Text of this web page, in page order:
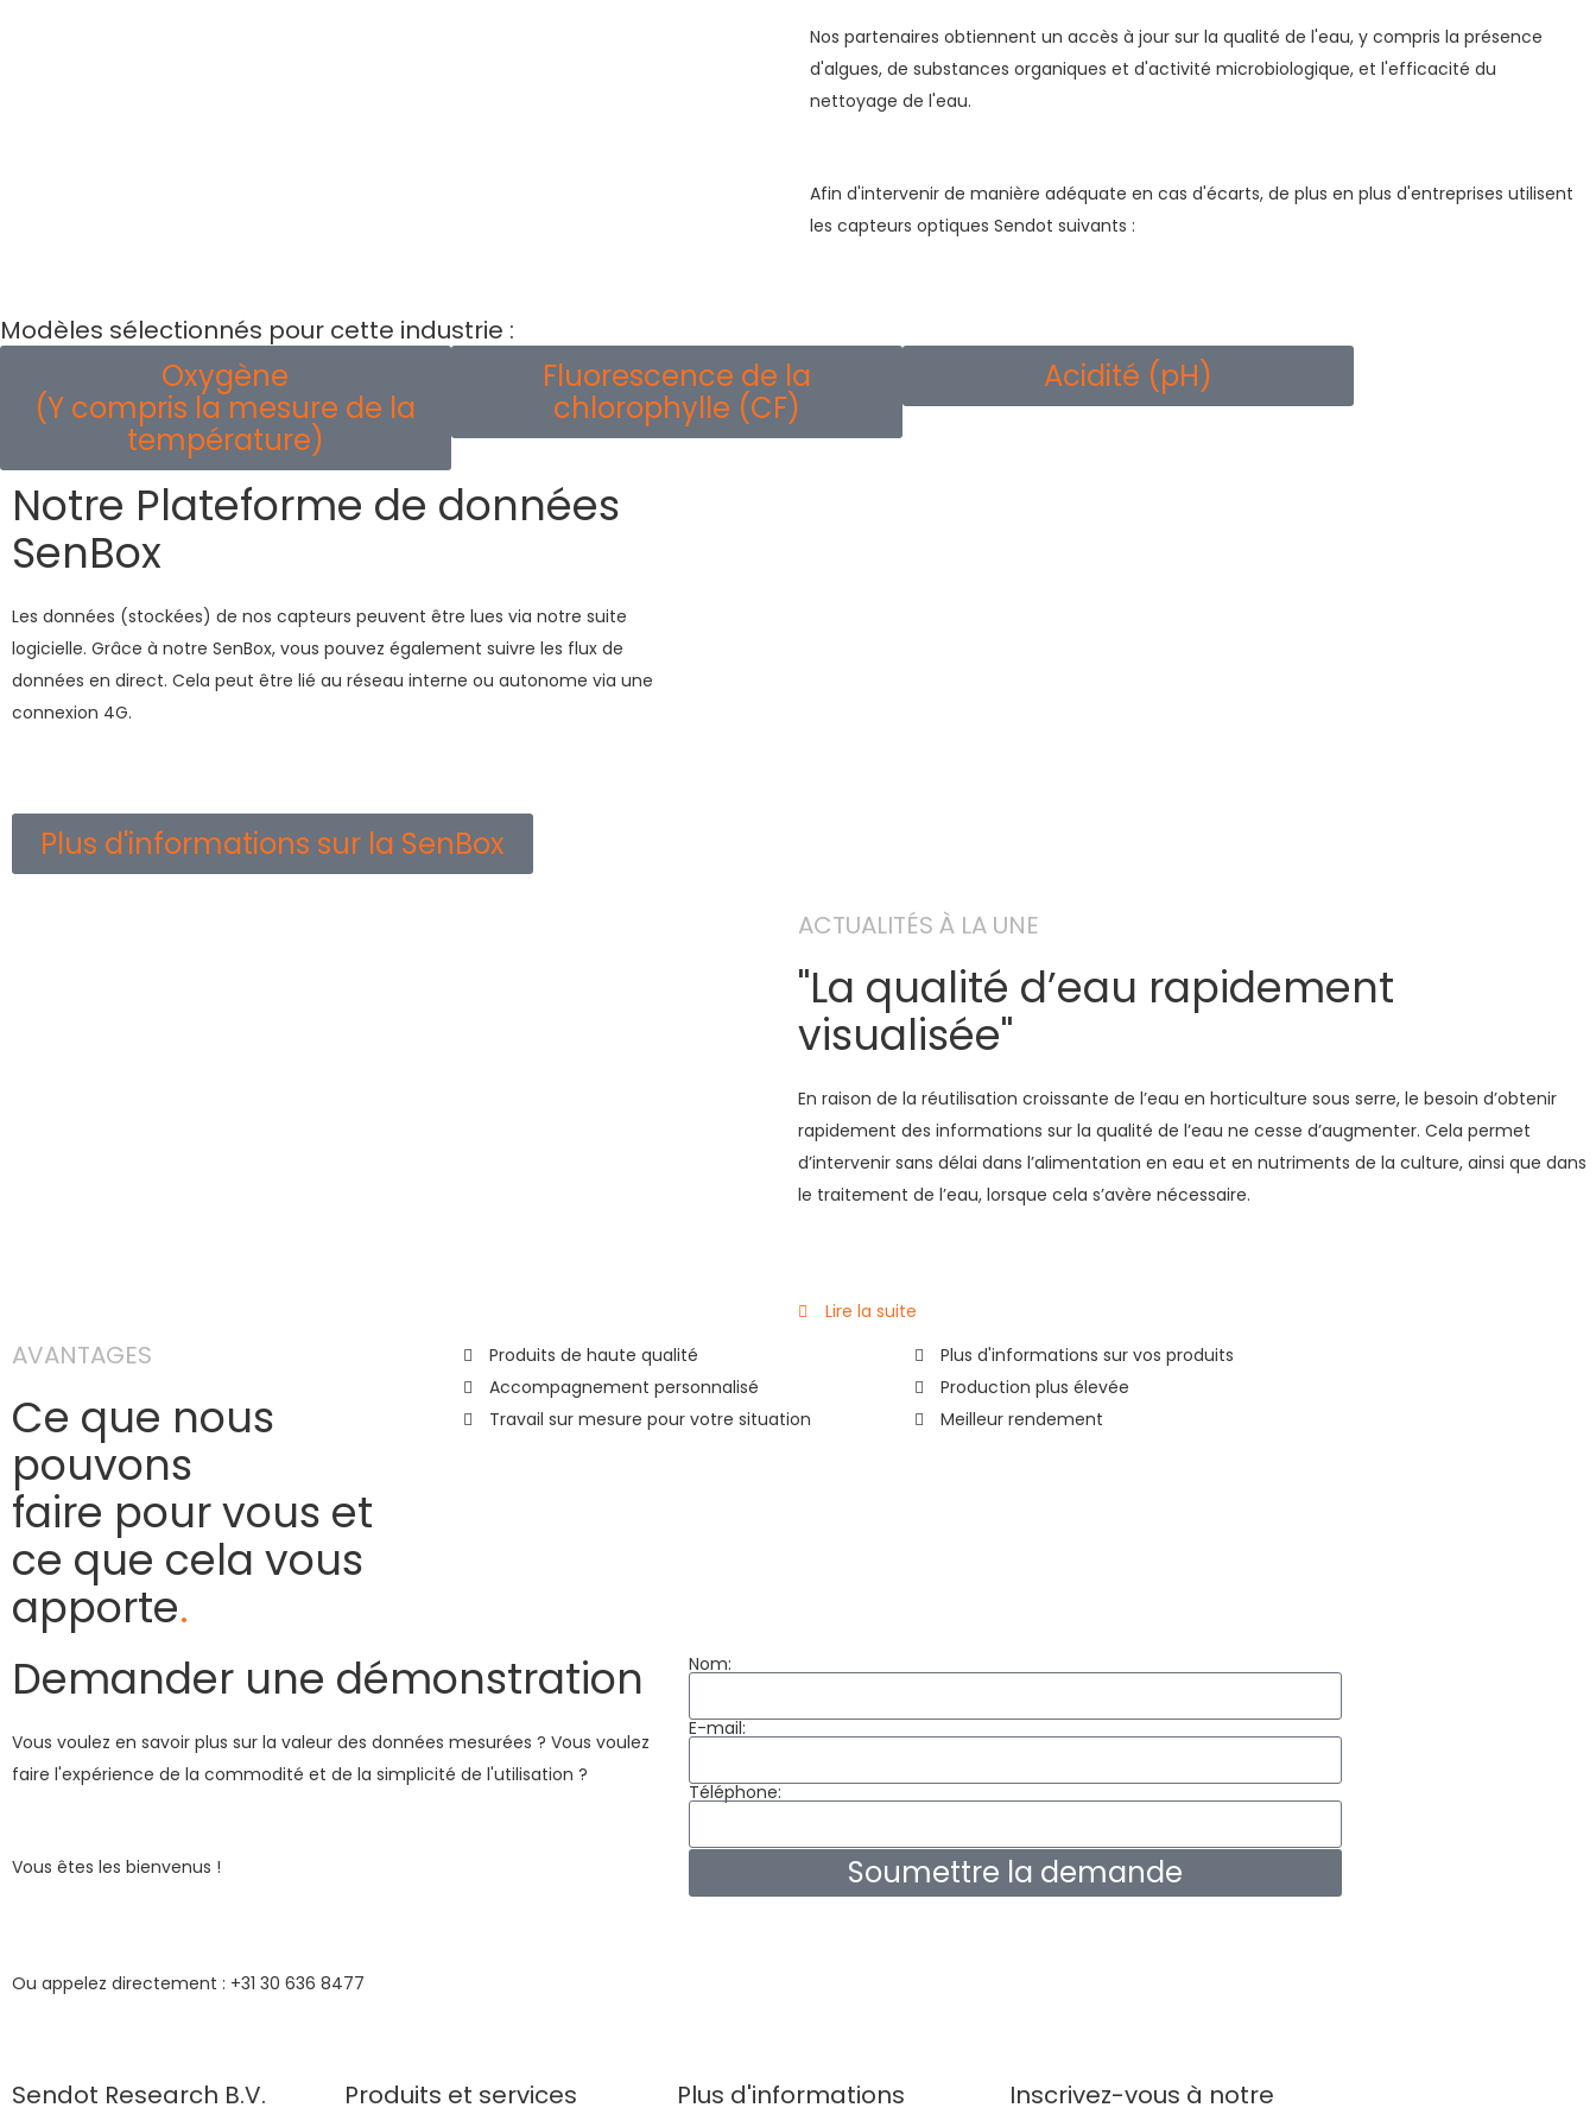
Nos partenaires obtiennent un accès à jour sur la qualité de l'eau, y compris la présence
d'algues, de substances organiques et d'activité microbiologique, et l'efficacité du
nettoyage de l'eau.
Afin d'intervenir de manière adéquate en cas d'écarts, de plus en plus d'entreprises utilisent
les capteurs optiques Sendot suivants :
Modèles sélectionnés pour cette industrie :
Oxygène
(Y compris la mesure de la
température)
Fluorescence de la
chlorophylle (CF)
Acidité (pH)
Notre Plateforme de données
SenBox
Les données (stockées) de nos capteurs peuvent être lues via notre suite
logicielle. Grâce à notre SenBox, vous pouvez également suivre les flux de
données en direct. Cela peut être lié au réseau interne ou autonome via une
connexion 4G.
Plus d'informations sur la SenBox
ACTUALITÉS À LA UNE
"La qualité d’eau rapidement
visualisée"
En raison de la réutilisation croissante de l’eau en horticulture sous serre, le besoin d’obtenir
rapidement des informations sur la qualité de l’eau ne cesse d’augmenter. Cela permet
d’intervenir sans délai dans l’alimentation en eau et en nutriments de la culture, ainsi que dans
le traitement de l’eau, lorsque cela s’avère nécessaire.
Lire la suite
AVANTAGES
Ce que nous
pouvons
faire pour vous et
ce que cela vous
apporte.
Produits de haute qualité
Accompagnement personnalisé
Travail sur mesure pour votre situation
Plus d'informations sur vos produits
Production plus élevée
Meilleur rendement
Demander une démonstration
Vous voulez en savoir plus sur la valeur des données mesurées ? Vous voulez
faire l'expérience de la commodité et de la simplicité de l'utilisation ?
Vous êtes les bienvenus !
Ou appelez directement : +31 30 636 8477
Nom:
E-mail:
Téléphone:
Soumettre la demande
Sendot Research B.V. Produits et services Plus d'informations
Inscrivez-vous à notre